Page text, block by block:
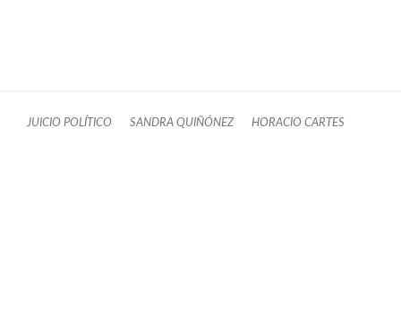
JUICIO POLÍTICO SANDRA QUIÑÓNEZ HORACIO CARTES